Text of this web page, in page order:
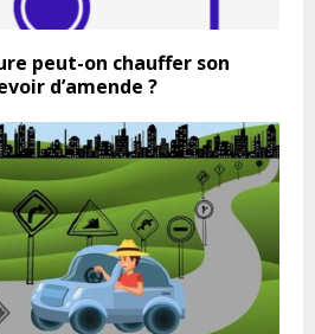
peut-on chauffer son
d’amende ?